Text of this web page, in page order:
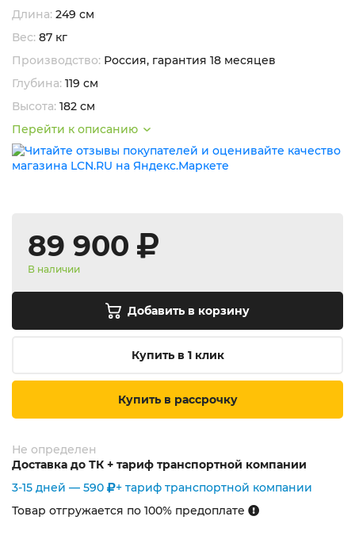
Длина: 249 см
Вес: 87 кг
Производство: Россия, гарантия 18 месяцев
Глубина: 119 см
Высота: 182 см
Перейти к описанию
89 900
В наличии
Добавить в корзину
Купить в 1 клик
Купить в рассрочку
Не определен
Доставка до ТК + тариф транспортной компании
3-15 дней — 590
+ тариф транспортной компании
Товар отгружается по 100% предоплате